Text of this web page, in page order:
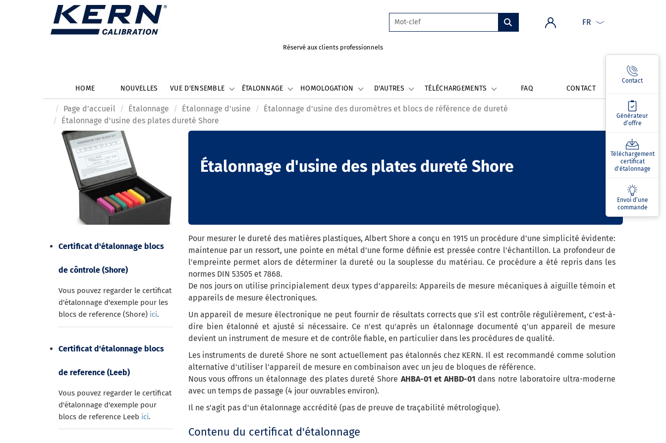
FR
Réservé aux clients professionnels
Contact
Générateur
d’offre
Téléchargement
certificat
d'étalonnage
Envoi d’une
commande
HOME NOUVELLES VUE D'ENSEMBLE ÉTALONNAGE HOMOLOGATION D'AUTRES TÉLÉCHARGEMENTS FAQ CONTACT
Page d'accueil Étalonnage Étalonnage d'usine
Étalonnage d'usine des duromètres et blocs de référence de dureté
Étalonnage d'usine des plates dureté Shore
Étalonnage d'usine des plates dureté Shore
Certificat d'étalonnage blocs
de côntrole (Shore)
Vous pouvez regarder le certificat
d'étalonnage d'exemple pour les
blocs de reference (Shore) ici.
Certificat d'étalonnage blocs
de reference (Leeb)
Vous pouvez regarder le certificat
d'étalonnage d'exemple pour
blocs de reference Leeb ici.
Pour mesurer le dureté des matières plastiques, Albert Shore a conçu en 1915 un procédure d'une simplicité évidente:
maintenue par un ressort, une pointe en métal d'une forme définie est pressée contre l'échantillon. La profondeur de
l'empreinte permet alors de déterminer la dureté ou la souplesse du matériau. Ce procédure a été repris dans les
normes DIN 53505 et 7868.
De nos jours on utilise principialement deux types d'appareils: Appareils de mesure mécaniques à aiguille témoin et
appareils de mesure électroniques.
Un appareil de mesure électronique ne peut fournir de résultats corrects que s'il est contrôle régulièrement, c'est-à-
dire bien étalonné et ajusté si nécessaire. Ce n'est qu'après un étalonnage documenté q'un appareil de mesure
devient un instrument de mesure et de contrôle fiable, en particulier dans les procédures de qualité.
Les instruments de dureté Shore ne sont actuellement pas étalonnés chez KERN. Il est recommandé comme solution
alternative d'utiliser l'appareil de mesure en combinaison avec un jeu de bloques de référence.
Nous vous offrons un étalonnage des plates dureté Shore AHBA-01 et AHBD-01 dans notre laboratoire ultra-moderne
avec un temps de passage (4 jour ouvrables environ).
Il ne s'agit pas d'un étalonnage accrédité (pas de preuve de traçabilité métrologique).
Contenu du certificat d'étalonnage